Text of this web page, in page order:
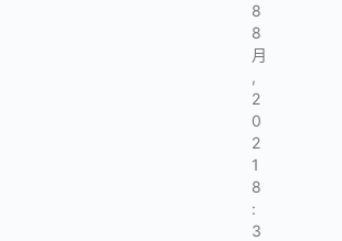
8
8
月
,
2
0
2
1
8
:
3